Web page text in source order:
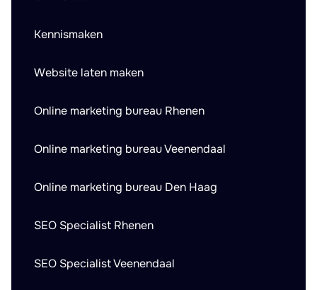
Kennismaken
Website laten maken
Online marketing bureau Rhenen
Online marketing bureau Veenendaal
Online marketing bureau Den Haag
SEO Specialist Rhenen
SEO Specialist Veenendaal